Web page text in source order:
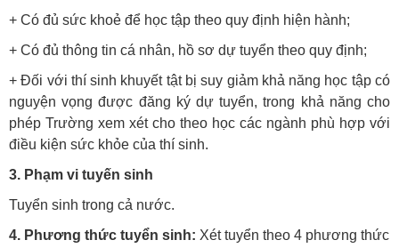
+ Có đủ sức khoẻ để học tập theo quy định hiện hành;
+ Có đủ thông tin cá nhân, hồ sơ dự tuyển theo quy định;
+ Đối với thí sinh khuyết tật bị suy giảm khả năng học tập có
nguyện vọng được đăng ký dự tuyển, trong khả năng cho
phép Trường xem xét cho theo học các ngành phù hợp với
điều kiện sức khỏe của thí sinh.
3. Phạm vi tuyến sinh
Tuyển sinh trong cả nước.
4. Phương thức tuyển sinh: Xét tuyển theo 4 phương thức